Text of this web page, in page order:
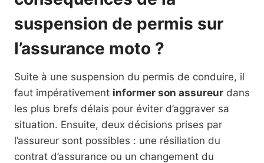
suspension de permis sur
l’assurance moto ?
Suite à une suspension du permis de conduire, il
faut impérativement informer son assureur dans
les plus brefs délais pour éviter d’aggraver sa
situation. Ensuite, deux décisions prises par
l’assureur sont possibles : une résiliation du
contrat d’assurance ou un changement du